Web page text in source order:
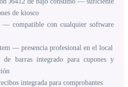
de kiosco
— compatible con cualquier software
— presencia profesional en el local
barras integrado para cupones y
integrada para comprobantes